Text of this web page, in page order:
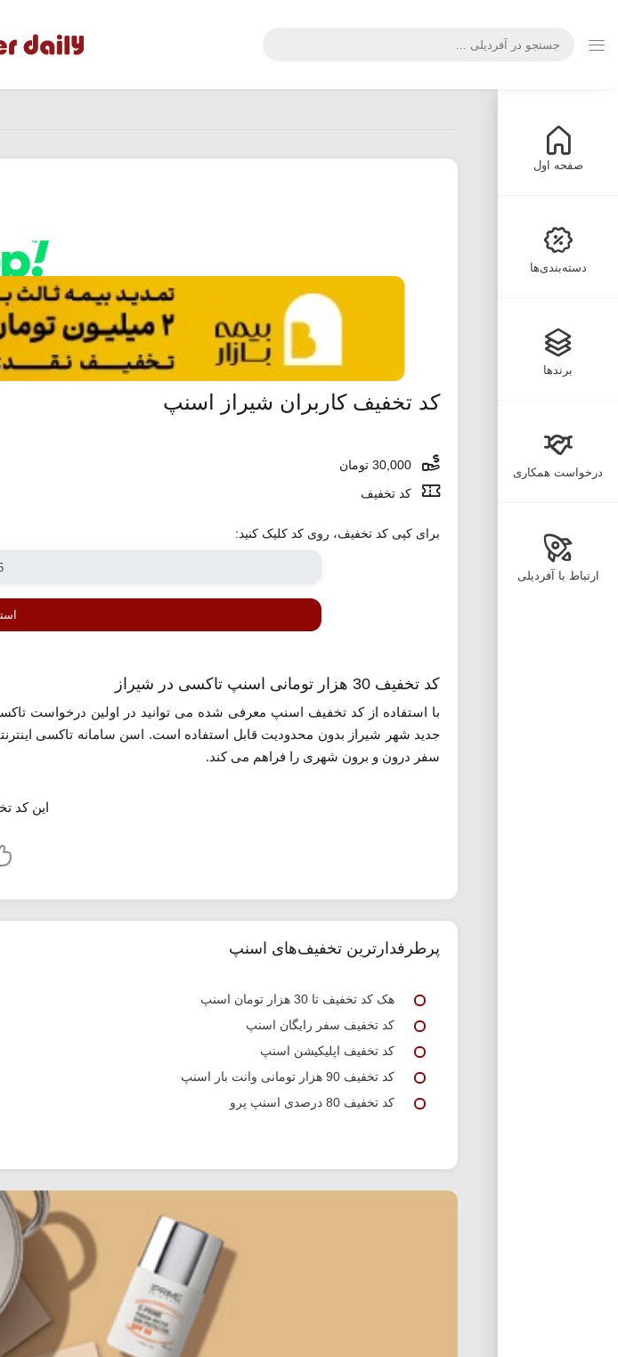
صفحه اول
دسته‌بندی‌ها
برندها
درخواست همکاری
ارتباط با آفردیلی
کد تخفیف کاربران شیراز اسنپ
کد تخفیف
برای کپی کد تخفیف، روی کد کلیک کنید:
کد تخفیف 30 هزار تومانی اسنپ تاکسی در شیراز
جدید شهر شیراز بدون محدودیت قابل استفاده است. اسن سامانه تاکسی
سفر درون و برون شهری را فراهم می کند.
این کد
پرطرفدارترین تخفیف‌های اسنپ
هک کد تخفیف تا 30 هزار تومان اسنپ
کد تخفیف سفر رایگان اسنپ
کد تخفیف اپلیکیشن اسنپ
کد تخفیف 90 هزار تومانی وانت بار اسنپ
کد تخفیف 80 درصدی اسنپ پرو